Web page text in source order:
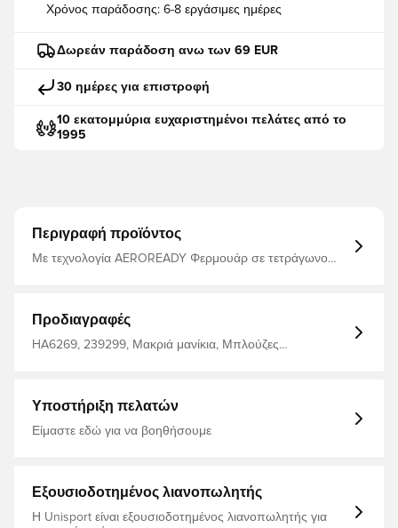
Χρόνος παράδοσης: 6-8 εργάσιμες ημέρες
Δωρεάν παράδοση ανω των 69 EUR
30 ημέρες για επιστροφή
10 εκατομμύρια ευχαριστημένοι πελάτες από το
1995
Περιγραφή προϊόντος
Με τεχνολογία AEROREADY Φερμουάρ σε τετράγωνο
Προδιαγραφές
HA6269, 239299, Μακριά μανίκια, Μπλούζες
Υποστήριξη πελατών
Είμαστε εδώ για να βοηθήσουμε
Εξουσιοδοτημένος λιανοπωλητής
Η Unisport είναι εξουσιοδοτημένος λιανοπωλητής για